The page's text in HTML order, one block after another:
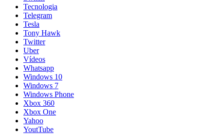
Tecnologia
Telegram
Tesla
Tony Hawk
Twitter
Uber
Vídeos
Whatsapp
Windows 10
Windows 7
Windows Phone
Xbox 360
Xbox One
Yahoo
YoutTube